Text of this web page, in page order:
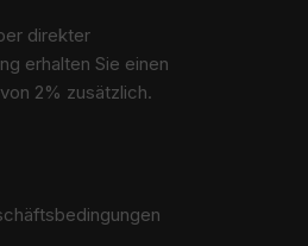
direkter
erhalten Sie einen
2% zusätzlich.